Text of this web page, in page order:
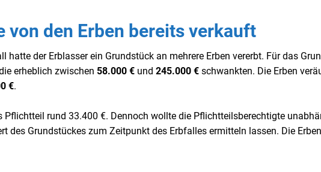
von den Erben bereits verkauft
hatte der Erblasser ein Grundstück an mehrere Erben vererbt. Für das
erheblich zwischen 58.000 € und 245.000 € schwankten. Die Erben
€.
Pflichtteil rund 33.400 €. Dennoch wollte die Pflichtteilsberechtigte
des Grundstückes zum Zeitpunkt des Erbfalles ermitteln lassen. Die Erben